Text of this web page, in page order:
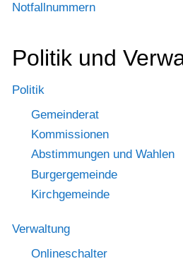
Notfallnummern
Politik und
Politik
Gemeinderat
Kommissionen
Abstimmungen und Wahlen
Burgergemeinde
Kirchgemeinde
Verwaltung
Onlineschalter